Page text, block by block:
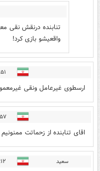
تنابنده درنقش نقی
واقعیشو بازی کرد!
۱۶:۵۱ -
ارسطوی غیرعامل ونقی
۱۶:۵۷ -
اقای تنابنده از زحماتت
سعید ۱۷:۱۲